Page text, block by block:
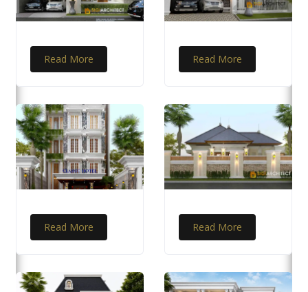
Read More Read More
Read More Read More